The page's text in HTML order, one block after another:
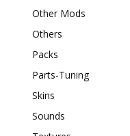
Other Mods
Others
Packs
Parts-Tuning
Skins
Sounds